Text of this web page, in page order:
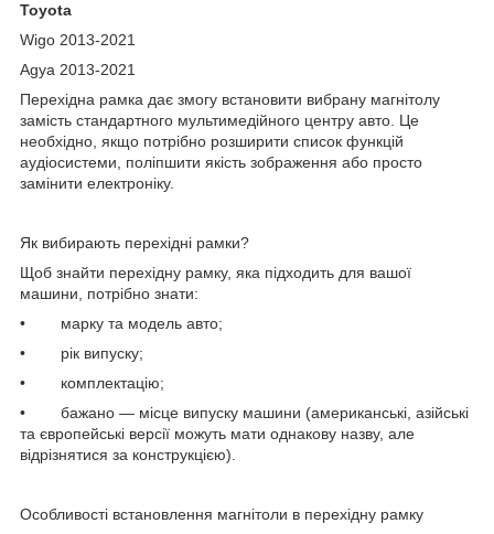
Toyota
Wigo 2013-2021
Agya 2013-2021
Перехідна рамка дає змогу встановити вибрану магнітолу
замість стандартного мультимедійного центру авто. Це
необхідно, якщо потрібно розширити список функцій
аудіосистеми, поліпшити якість зображення або просто
замінити електроніку.
Як вибирають перехідні рамки?
Щоб знайти перехідну рамку, яка підходить для вашої
машини, потрібно знати:
• марку та модель авто;
• рік випуску;
• комплектацію;
• бажано — місце випуску машини (американські, азійські
та європейські версії можуть мати однакову назву, але
відрізнятися за конструкцією).
Особливості встановлення магнітоли в перехідну рамку